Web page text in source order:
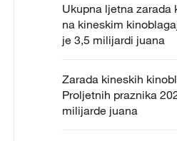
Ukupna ljetna zarada
na kineskim
je 3,5 milijardi juana
Zarada kineskih
Proljetnih praznika
milijarde juana